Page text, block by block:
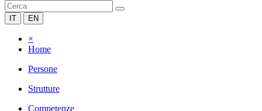
IT EN
×
Home
Persone
Strutture
Competenze